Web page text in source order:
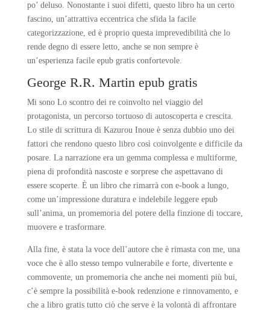
po’ deluso. Nonostante i suoi difetti, questo libro ha un certo
fascino, un’attrattiva eccentrica che sfida la facile
categorizzazione, ed è proprio questa imprevedibilità che lo
rende degno di essere letto, anche se non sempre è
un’esperienza facile epub gratis confortevole.
George R.R. Martin epub gratis
Mi sono Lo scontro dei re coinvolto nel viaggio del
protagonista, un percorso tortuoso di autoscoperta e crescita.
Lo stile di scrittura di Kazurou Inoue è senza dubbio uno dei
fattori che rendono questo libro così coinvolgente e difficile da
posare. La narrazione era un gemma complessa e multiforme,
piena di profondità nascoste e sorprese che aspettavano di
essere scoperte. È un libro che rimarrà con e-book a lungo,
come un’impressione duratura e indelebile leggere epub
sull’anima, un promemoria del potere della finzione di toccare,
muovere e trasformare.
Alla fine, è stata la voce dell’autore che è rimasta con me, una
voce che è allo stesso tempo vulnerabile e forte, divertente e
commovente, un promemoria che anche nei momenti più bui,
c’è sempre la possibilità e-book redenzione e rinnovamento, e
che a libro gratis tutto ciò che serve è la volontà di affrontare